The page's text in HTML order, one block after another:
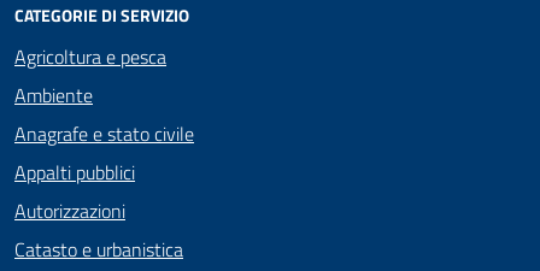
CATEGORIE DI SERVIZIO
Agricoltura e pesca
Ambiente
Anagrafe e stato civile
Appalti pubblici
Autorizzazioni
Catasto e urbanistica